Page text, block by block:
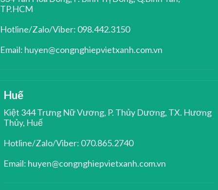
TP.HCM
Hotline/Zalo/Viber: 098.442.3150
Email: huyen@congnghiepvietxanh.com.vn
Huế
Kiệt 344 Trưng Nữ Vương, P. Thủy Dương, TX. Hương
Thủy, Huế
Hotline/Zalo/Viber: 070.865.2740
Email: huyen@congnghiepvietxanh.com.vn